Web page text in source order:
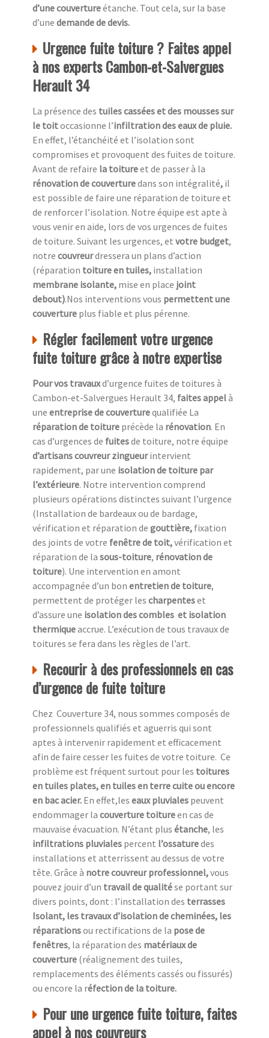
d’une couvertureétanche. Tout cela, sur la base
d’une demande de devis.
Urgence fuite toiture ? Faites appel
à nos experts Cambon-et-Salvergues
Herault 34
La présence des tuiles cassées et des mousses sur
le toitoccasionne l’infiltration des eaux de pluie.
En effet, l’étanchéité et l’isolation sont
compromises et provoquent des fuites de toiture.
Avant de refaire la toitureet de passer à la
rénovation de couverturedans son intégralité, il
est possible de faire une réparation de toiture et
de renforcer l’isolation. Notre équipe est apte à
vous venir en aide, lors de vos urgences de fuites
de toiture. Suivant les urgences, et votre budget,
notre couvreurdressera un plans d’action
(réparation toiture en tuiles, installation
membrane isolante, mise en place joint
debout).Nos interventions vous permettent une
couverture plus fiable et plus pérenne.
Régler facilement votre urgence
fuite toiture grâce à notre expertise
Pour vos travauxd’urgence fuites de toitures à
Cambon-et-Salvergues Herault 34, faites appelà
une entreprise de couverturequalifiée La
réparation de toiture précède la rénovation. En
cas d’urgences de fuitesde toiture, notre équipe
d’artisans couvreur zingueurintervient
rapidement, par une isolation de toiture par
l’extérieure. Notre intervention comprend
plusieurs opérations distinctes suivant l’urgence
(Installation de bardeaux ou de bardage,
vérification et réparation de gouttière, fixation
des joints de votre fenêtre de toit,vérification et
réparation de la sous-toiture, rénovation de
toiture). Une intervention en amont
accompagnée d’un bon entretien de toiture,
permettent de protéger les charpenteset
d’assure une isolation des combles et isolation
thermiqueaccrue. L’exécution de tous travaux de
toitures se fera dans les règles de l’art.
Recourir à des professionnels en cas
d’urgence de fuite toiture
Chez Couverture 34, nous sommes composés de
professionnels qualifiés et aguerris qui sont
aptes à intervenir rapidement et efficacement
afin de faire cesser les fuites de votre toiture. Ce
problème est fréquent surtout pour les toitures
en tuiles plates, en tuiles en terre cuite ou encore
en bac acier. En effet,les eaux pluviales peuvent
endommager la couverture toitureen cas de
mauvaise évacuation. N’étant plus étanche, les
infiltrations pluviales percent l’ossaturedes
installations et atterrissent au dessus de votre
tête. Grâce à notre couvreur professionnel,vous
pouvez jouir d’un travail de qualitése portant sur
divers points, dont : l’installation des terrasses
Isolant, les travaux d’isolation de cheminées, les
réparationsou rectifications de la pose de
fenêtres, la réparation des matériaux de
couverture (réalignement des tuiles,
remplacements des éléments cassés ou fissurés)
ou encore la réfection de la toiture.
Pour une urgence fuite toiture, faites
appel à nos couvreurs